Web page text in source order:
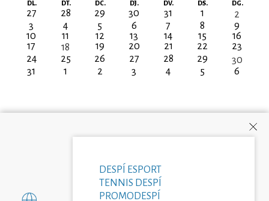
Paginació
DL. DT. DC. DJ. DV. DS. DG.
27 28 29 30 31 1
2
3
4 5 6 7 8
9
10
11 12 13 14 15
16
17
18 19 20 21 22
23
24
25 26 27 28 29
30
31
1 2 3 4 5 6
DESPÍ ESPORT
TENNIS DESPÍ
PROMODESPÍ